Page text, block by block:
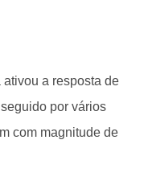
a resposta de
por vários
com magnitude de